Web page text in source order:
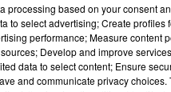
processing based on your consent
to select advertising; Create
performance; Measure content
Develop and improve
data to select content; Ensure
and communicate privacy